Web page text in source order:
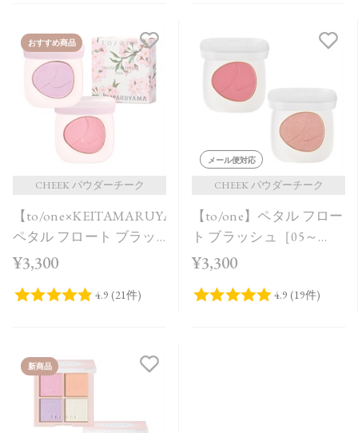
おすすめ商品
CHEEK パウダーチーク
【to/one×KEITAMARUYAMA】
ペタル フロート ブラッ
シュ［EX12,EX13］＜限
¥3,300
メール便対応
CHEEK パウダーチーク
【to/one】ペタル フロー
ト ブラッシュ［05～
06］
¥3,300
新商品